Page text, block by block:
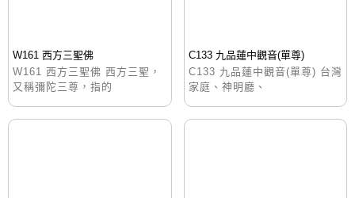
W161 西方三聖佛
W161 西方三聖佛 西方三聖，
又稱彌陀三尊，指的
C133 九品蓮中觀音(單尊)
C133 九品蓮中觀音(單尊) 台灣
家庭、神明廳、